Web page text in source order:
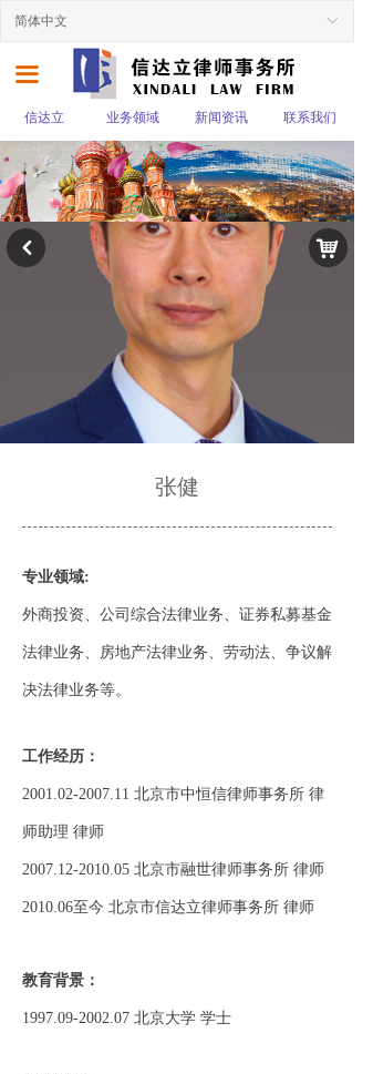
끀
信达立 业务领域 新闻资讯 联系我们
ꀅ
简体中文
张健
专业领域:
外商投资、公司综合法律业务、证券私募基金
法律业务、房地产法律业务、劳动法、争议解
决法律业务等。
工作经历：
2001.02-2007.11 北京市中恒信律师事务所 律
师助理 律师
2007.12-2010.05 北京市融世律师事务所 律师
2010.06至今 北京市信达立律师事务所 律师
教育背景：
1997.09-2002.07 北京大学 学士
낙
낒